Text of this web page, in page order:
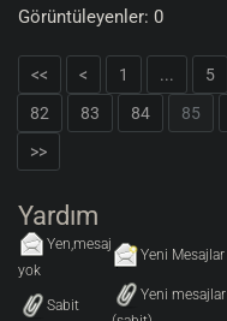
Görüntüleyenler: 0
<< < 1 ... 5
82
83 84 85
>>
Yardım
Yen,mesaj
yok
Yeni Mesajlar
Sabit
Yeni mesajlar